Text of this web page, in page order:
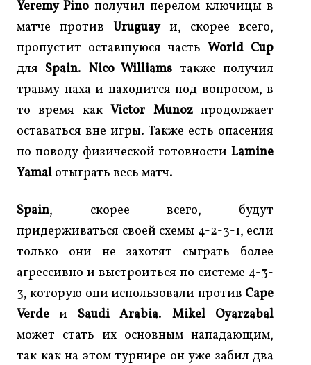
Yeremy Pino получил перелом ключицы в
матче против Uruguayи, скорее всего,
пропустит оставшуюся часть World Cup
для Spain. Nico Williams также получил
травму паха и находится под вопросом, в
то время какVictor Munozпродолжает
оставаться вне игры. Также есть опасения
по поводу физической готовности Lamine
Yamal отыграть весь матч.
Spain, скорее всего, будут
придерживаться своей схемы 4-2-3-1, если
только они не захотят сыграть более
агрессивно и выстроиться по системе 4-3-
3, которую они использовали против Cape
Verde и Saudi Arabia. Mikel Oyarzabal
может стать их основным нападающим,
так как на этом турнире он уже забил два